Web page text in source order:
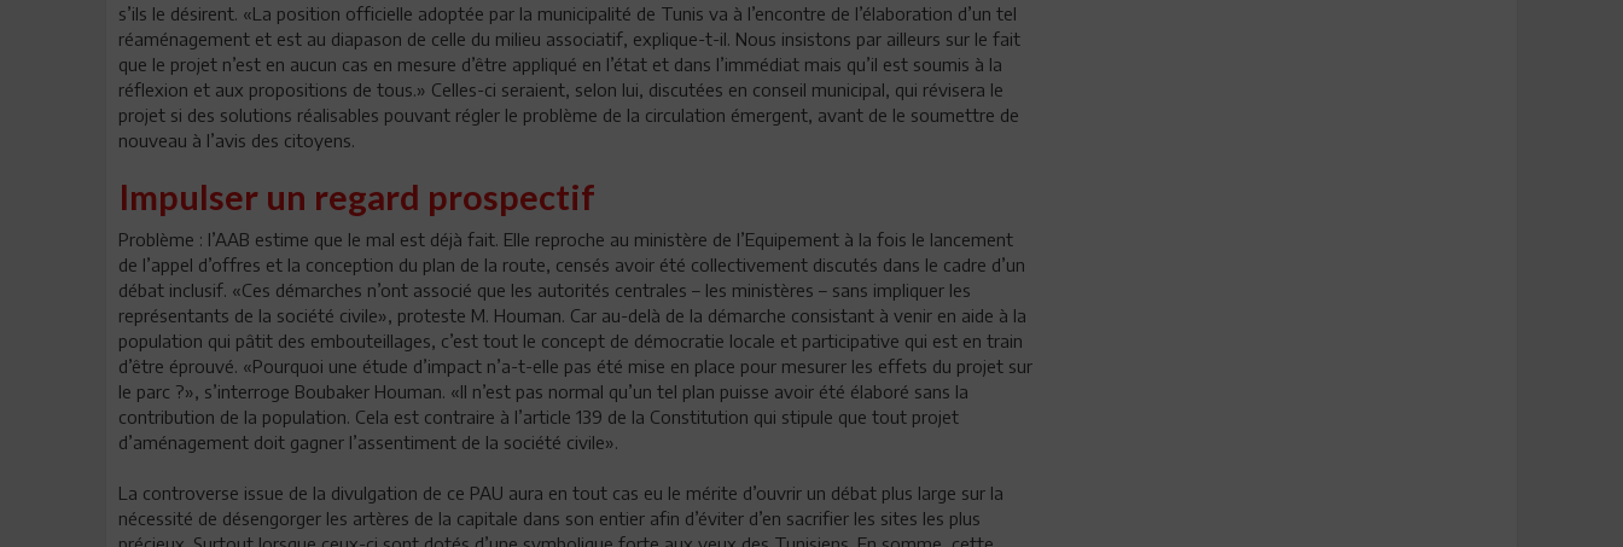
s’ils le désirent. «La position officielle adoptée par la municipalité de Tunis va à l’encontre de l’élaboration d’un tel
réaménagement et est au diapason de celle du milieu associatif, explique-t-il. Nous insistons par ailleurs sur le fait
que le projet n’est en aucun cas en mesure d’être appliqué en l’état et dans l’immédiat mais qu’il est soumis à la
réflexion et aux propositions de tous.» Celles-ci seraient, selon lui, discutées en conseil municipal, qui révisera le
projet si des solutions réalisables pouvant régler le problème de la circulation émergent, avant de le soumettre de
nouveau à l’avis des citoyens.
Impulser un regard prospectif
Problème : l’AAB estime que le mal est déjà fait. Elle reproche au ministère de l’Equipement à la fois le lancement
de l’appel d’offres et la conception du plan de la route, censés avoir été collectivement discutés dans le cadre d’un
débat inclusif. «Ces démarches n’ont associé que les autorités centrales – les ministères – sans impliquer les
représentants de la société civile», proteste M. Houman. Car au-delà de la démarche consistant à venir en aide à la
population qui pâtit des embouteillages, c’est tout le concept de démocratie locale et participative qui est en train
d’être éprouvé. «Pourquoi une étude d’impact n’a-t-elle pas été mise en place pour mesurer les effets du projet sur
le parc ?», s’interroge Boubaker Houman. «Il n’est pas normal qu’un tel plan puisse avoir été élaboré sans la
contribution de la population. Cela est contraire à l’article 139 de la Constitution qui stipule que tout projet
d’aménagement doit gagner l’assentiment de la société civile».
La controverse issue de la divulgation de ce PAU aura en tout cas eu le mérite d’ouvrir un débat plus large sur la
nécessité de désengorger les artères de la capitale dans son entier afin d’éviter d’en sacrifier les sites les plus